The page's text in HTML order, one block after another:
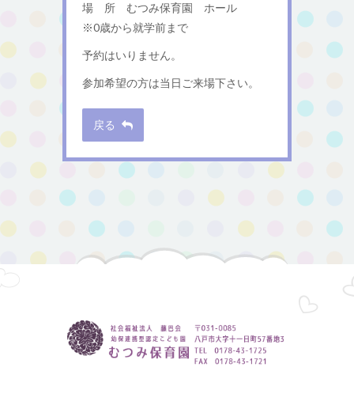
場 所 むつみ保育園 ホール
※0歳から就学前まで
予約はいりません。
参加希望の方は当日ご来場下さい。
戻る